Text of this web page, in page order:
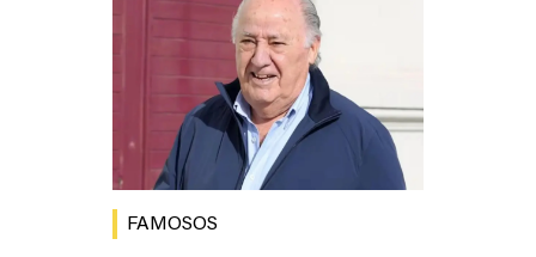
FAMOSOS